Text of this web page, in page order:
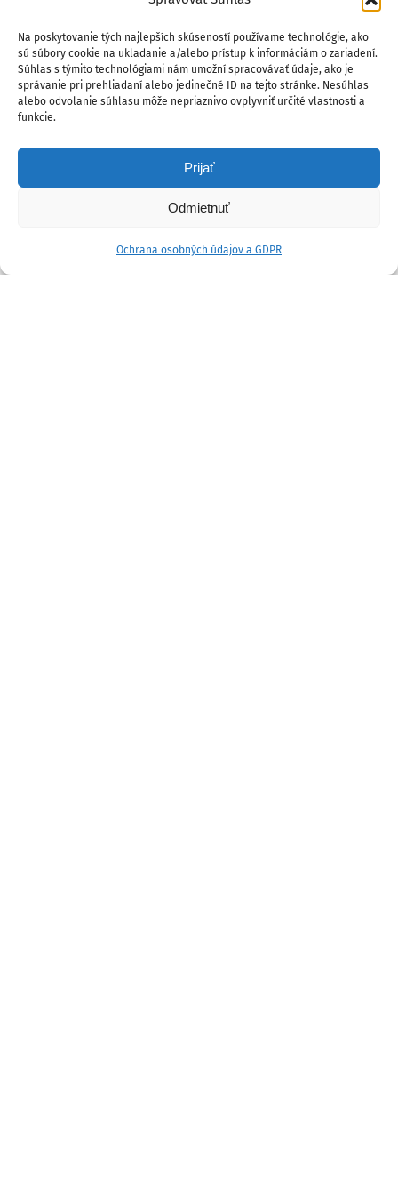
Na poskytovanie tých najlepších skúseností používame technológie, ako
sú súbory cookie na ukladanie a/alebo prístup k informáciám o zariadení.
Súhlas s týmito technológiami nám umožní spracovávať údaje, ako je
správanie pri prehliadaní alebo jedinečné ID na tejto stránke. Nesúhlas
alebo odvolanie súhlasu môže nepriaznivo ovplyvniť určité vlastnosti a
funkcie.
Prijať
Odmietnuť
Ochrana osobných údajov a GDPR